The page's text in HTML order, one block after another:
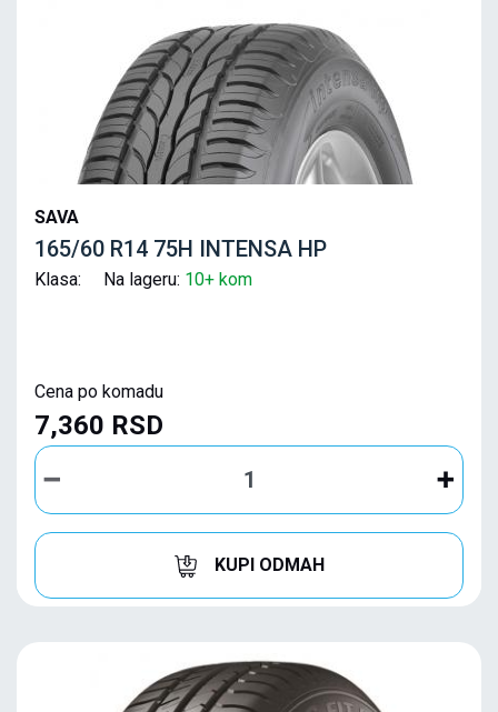
SAVA
165/60 R14 75H INTENSA HP
Klasa: Na lageru: 10+ kom
Cena po komadu
7,360 RSD
KUPI ODMAH